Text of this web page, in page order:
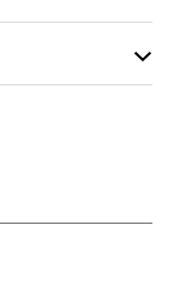
Oppdal